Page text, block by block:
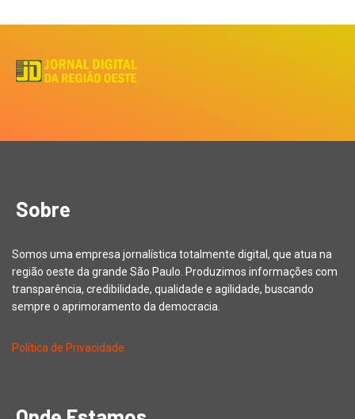
Sobre
Somos uma empresa jornalística totalmente digital, que atua na
região oeste da grande São Paulo. Produzimos informações com
transparência, credibilidade, qualidade e agilidade, buscando
sempre o aprimoramento da democracia.
Política de Privacidade